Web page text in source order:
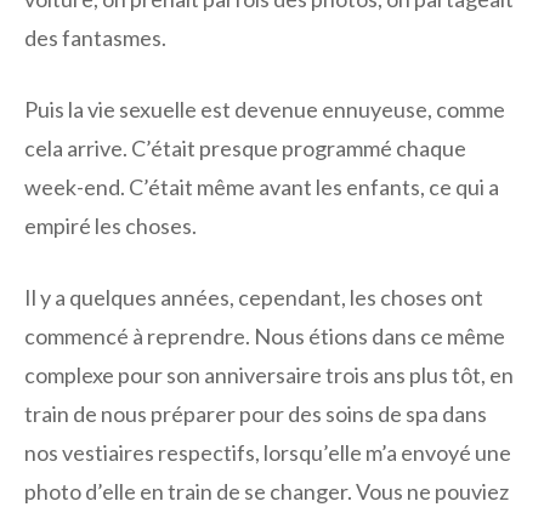
des fantasmes.
Puis la vie sexuelle est devenue ennuyeuse, comme
cela arrive. C’était presque programmé chaque
week-end. C’était même avant les enfants, ce qui a
empiré les choses.
Il y a quelques années, cependant, les choses ont
commencé à reprendre. Nous étions dans ce même
complexe pour son anniversaire trois ans plus tôt, en
train de nous préparer pour des soins de spa dans
nos vestiaires respectifs, lorsqu’elle m’a envoyé une
photo d’elle en train de se changer. Vous ne pouviez